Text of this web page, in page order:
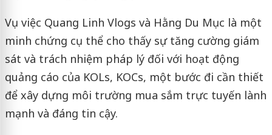
Vụ việc Quang Linh Vlogs và Hằng Du Mục là một
minh chứng cụ thể cho thấy sự tăng cường giám
sát và trách nhiệm pháp lý đối với hoạt động
quảng cáo của KOLs, KOCs, một bước đi cần thiết
để xây dựng môi trường mua sắm trực tuyến lành
mạnh và đáng tin cậy.